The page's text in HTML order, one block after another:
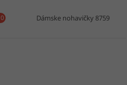
Dámske nohavičky 8759